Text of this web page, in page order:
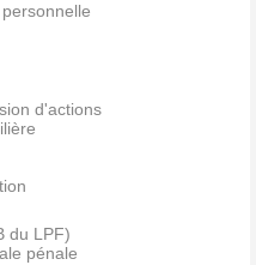
d'actions
du LPF)
pénale